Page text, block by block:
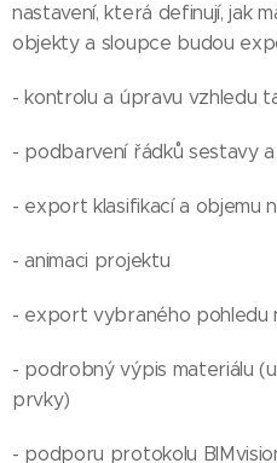
nastavení, která definují, jak
objekty a sloupce budou
- kontrolu a úpravu vzhledu
- podbarvení řádků sestavy
- export klasifikací a objemu
- animaci projektu
- export vybraného pohledu
- podrobný výpis materiálu
prvky)
- podporu protokolu